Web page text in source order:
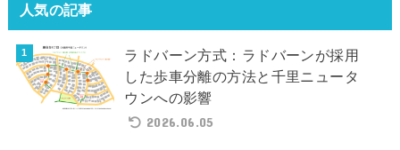
人気の記事
ラドバーン方式：ラドバーンが採用
した歩車分離の方法と千里ニュータ
ウンへの影響
2026.06.05